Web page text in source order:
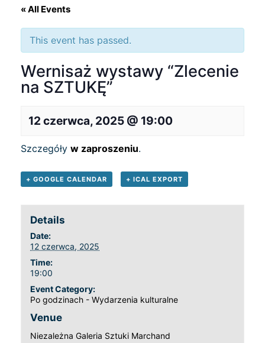
« All Events
This event has passed.
Wernisaż wystawy “Zlecenie
na SZTUKĘ”
12 czerwca, 2025 @ 19:00
Szczegóły w zaproszeniu.
+ GOOGLE CALENDAR + ICAL EXPORT
Details
Date:
12 czerwca, 2025
Time:
19:00
Event Category:
Po godzinach - Wydarzenia kulturalne
Venue
Niezależna Galeria Sztuki Marchand